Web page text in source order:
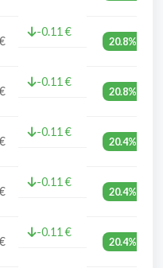
-0.11 €
20.8%
-0.11 €
20.8%
-0.11 €
20.4%
-0.11 €
20.4%
-0.11 €
20.4%